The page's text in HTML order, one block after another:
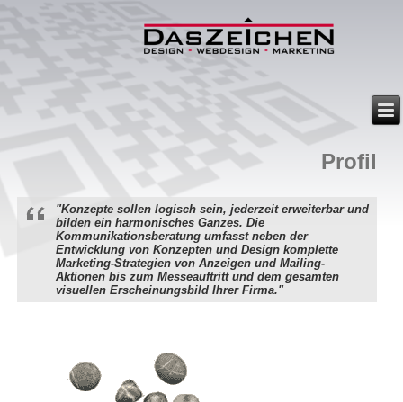
Profil
"Konzepte sollen logisch sein, jederzeit erweiterbar und
bilden ein harmonisches Ganzes. Die
Kommunikationsberatung umfasst neben der
Entwicklung von Konzepten und Design komplette
Marketing-Strategien von Anzeigen und Mailing-
Aktionen bis zum Messeauftritt und dem gesamten
visuellen Erscheinungsbild Ihrer Firma."